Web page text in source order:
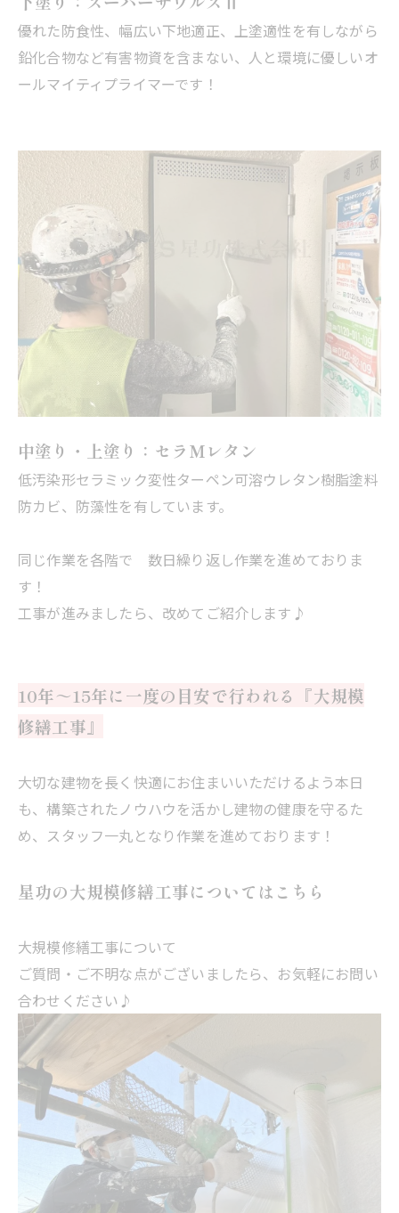
優れた防食性、幅広い下地適正、上塗適性を有しながら
鉛化合物など有害物資を含まない、人と環境に優しいオ
ールマイティプライマーです！
中塗り・上塗り：セラＭレタン
低汚染形セラミック変性ターペン可溶ウレタン樹脂塗料
防カビ、防藻性を有しています。
同じ作業を各階で 数日繰り返し作業を進めておりま
す！
工事が進みましたら、改めてご紹介します♪
10年～15年に一度の目安で行われる『大規模
修繕工事』
大切な建物を長く快適にお住まいいただけるよう本日
も、構築されたノウハウを活かし建物の健康を守るた
め、スタッフ一丸となり作業を進めております！
星功の大規模修繕工事についてはこちら
大規模修繕工事について
ご質問・ご不明な点がございましたら、お気軽にお問い
合わせください♪